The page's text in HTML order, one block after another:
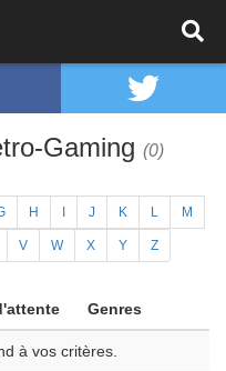
Gaming (0)
H J K L M
V W X Y Z
Genres
à vos critères.